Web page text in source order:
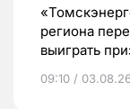
региона
выиграть
09:10 / 03.08.26